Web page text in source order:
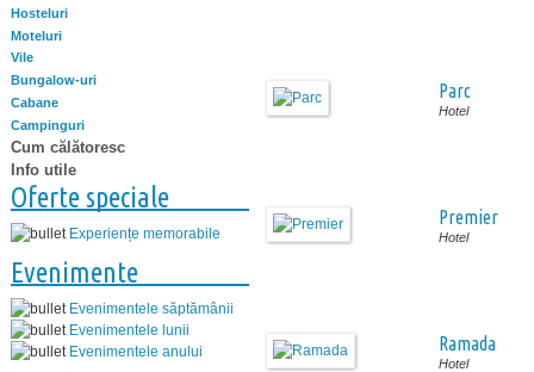
Hosteluri
Moteluri
Vile
Bungalow-uri
Cabane
Campinguri
Cum călătoresc
Info utile
Oferte speciale
Experiențe memorabile
Evenimente
Evenimentele săptămânii
Evenimentele lunii
Evenimentele anului
Parc
Hotel
Premier
Hotel
Ramada
Hotel